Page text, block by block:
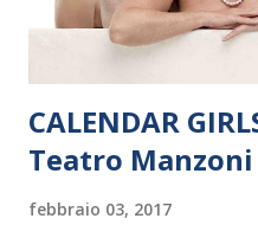
CALENDAR
Teatro Manzoni
febbraio 03, 2017